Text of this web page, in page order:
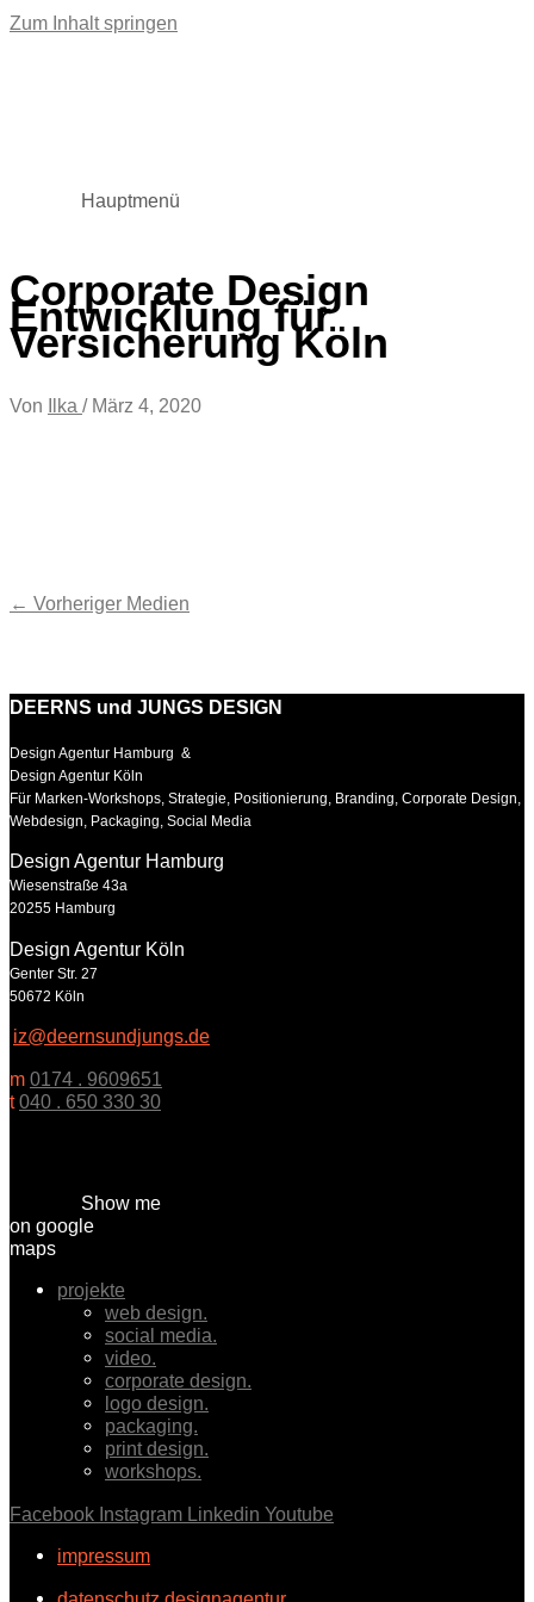
Zum Inhalt springen
Hauptmenü
Corporate Design
Entwicklung für
Versicherung Köln
Von Ilka / März 4, 2020
← Vorheriger Medien
DEERNS und JUNGS DESIGN
Design Agentur Hamburg &
Design Agentur Köln
Für Marken-Workshops, Strategie, Positionierung, Branding, Corporate Design,
Webdesign, Packaging, Social Media
Design Agentur Hamburg
Wiesenstraße 43a
20255 Hamburg
Design Agentur Köln
Genter Str. 27
50672 Köln
iz@deernsundjungs.de
m 0174 . 9609651
t 040 . 650 330 30
Show me
on google
maps
projekte
web design.
social media.
video.
corporate design.
logo design.
packaging.
print design.
workshops.
Facebook Instagram Linkedin Youtube
impressum